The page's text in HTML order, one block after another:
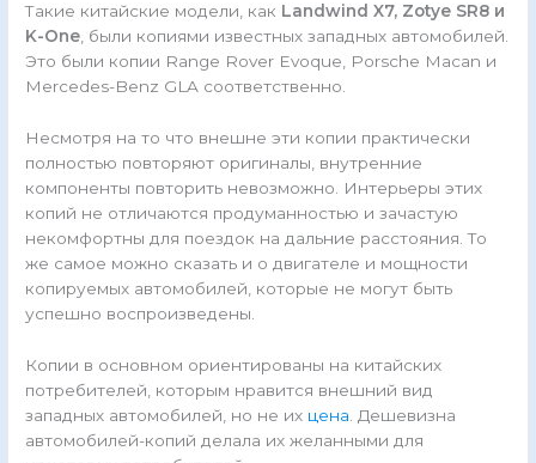
Такие китайские модели, как Landwind X7, Zotye SR8 и
K-One , были копиями известных западных автомобилей.
Это были копии Range Rover Evoque, Porsche Macan и
Mercedes-Benz GLA соответственно.
Несмотря на то что внешне эти копии практически
полностью повторяют оригиналы, внутренние
компоненты повторить невозможно. Интерьеры этих
копий не отличаются продуманностью и зачастую
некомфортны для поездок на дальние расстояния. То
же самое можно сказать и о двигателе и мощности
копируемых автомобилей, которые не могут быть
успешно воспроизведены.
Копии в основном ориентированы на китайских
потребителей, которым нравится внешний вид
западных автомобилей, но не их цена . Дешевизна
автомобилей-копий делала их желанными для